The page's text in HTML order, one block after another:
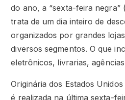
do ano, a “sexta-feira negra”
trata de um dia inteiro de
organizados por grandes
diversos segmentos. O que
eletrônicos, livrarias,
Originária dos Estados
é realizada na última sexta-